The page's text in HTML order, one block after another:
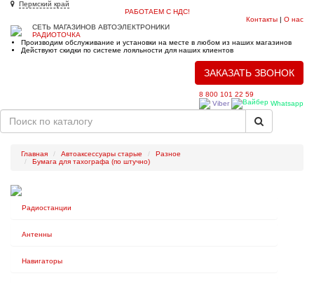
Пермский край
РАБОТАЕМ С НДС!
Контакты | О нас
СЕТЬ МАГАЗИНОВ АВТОЭЛЕКТРОНИКИ
РАДИОТОЧКА
Производим обслуживание и установки на месте в любом из наших магазинов
Действуют скидки по системе лояльности для наших клиентов
ЗАКАЗАТЬ ЗВОНОК
8 800 101 22 59
Viber
Whatsapp
Главная Автоаксессуары старые
Разное
Бумага для тахографа (по штучно)
Радиостанции
Антенны
Навигаторы